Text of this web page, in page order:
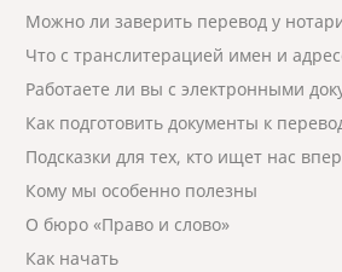
Можно ли заверить перевод у
Что с транслитерацией имен и
Работаете ли вы с электронными
Как подготовить документы к
Подсказки для тех, кто ищет нас
Кому мы особенно полезны
О бюро «Право и слово»
Как начать